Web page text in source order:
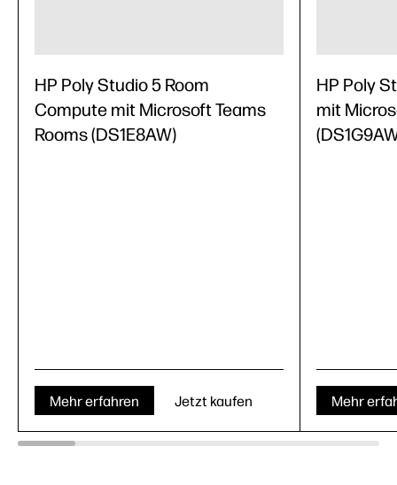
HP Poly Studio 5 Room
Compute mit Microsoft Teams
Rooms (DS1E8AW)
Mehr erfahren Jetzt kaufen
HP Poly
mit
Mehr